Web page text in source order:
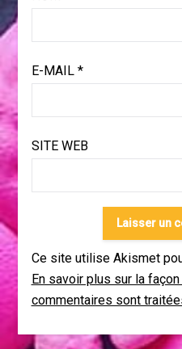
E-MAIL *
SITE WEB
Ce site utilise Akismet
En savoir plus sur la
commentaires sont